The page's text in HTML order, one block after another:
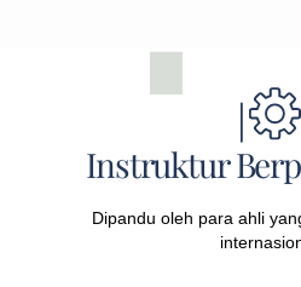
Instruktur
Dipandu oleh para ahli